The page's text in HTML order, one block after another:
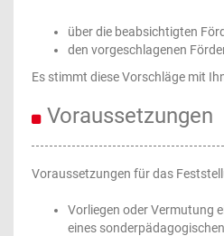
über die beabsichtigten
den vorgeschlagenen
Es stimmt diese Vorschläge mit
Voraussetzungen
Voraussetzungen für das
Vorliegen oder Vermutung
eines